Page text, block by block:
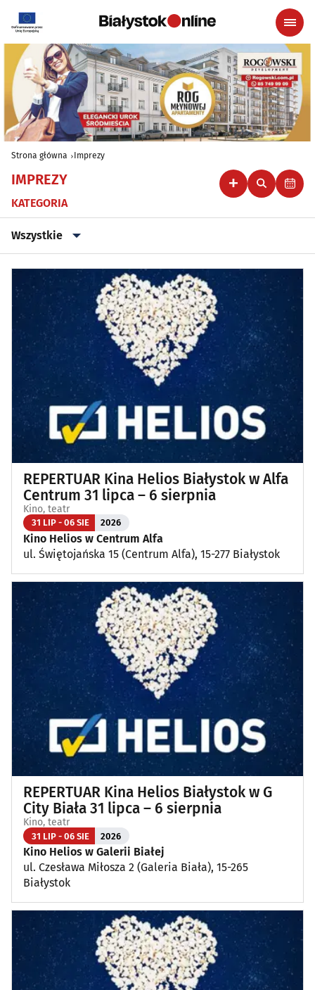
Strona główna Imprezy
IMPREZY
KATEGORIA
Wszystkie
Wszystkie
Klubowe, taneczne, granie do piwa(46)
Koncerty (89)
Koncerty muzyki poważnej(1)
Kino, teatr(107)
Wernisaże, wydarzenia artystyczne (4)
Wystawy(25)
Wydarzenia sportowe i rekreacyjne
Plenerowe, festyny (13)
Dla dzieci (3)
Targi, konferencje(8)
Wykłady, pokazy, imprezy okolicznościowe (14)
Poza Białymstokiem (1)
REPERTUAR Kina Helios Białystok w Alfa
Centrum 31 lipca – 6 sierpnia
Kino, teatr
31 LIP - 06 SIE 2026
Kino Helios w Centrum Alfa
ul. Świętojańska 15 (Centrum Alfa), 15-277 Białystok
REPERTUAR Kina Helios Białystok w G
City Biała 31 lipca – 6 sierpnia
Kino, teatr
31 LIP - 06 SIE 2026
Kino Helios w Galerii Białej
ul. Czesława Miłosza 2 (Galeria Biała), 15-265
Białystok